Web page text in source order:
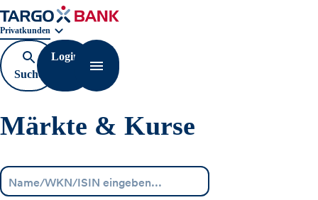
Geschäftsbereichnavigation. Aktuelle Auswahl:
Privatkunden
Suche
öffnen
Login
Navigation öffnen
Märkte & Kurse